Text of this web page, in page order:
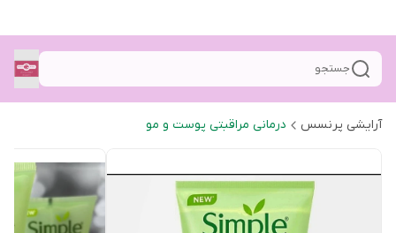
جستجو
آرایشی پرنسس درمانی مراقبتی پوست و مو